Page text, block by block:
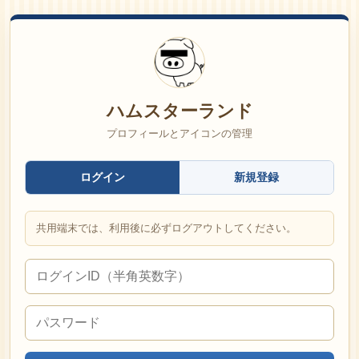
ハムスターランド
プロフィールとアイコンの管理
ログイン 新規登録
共用端末では、利用後に必ずログアウトしてください。